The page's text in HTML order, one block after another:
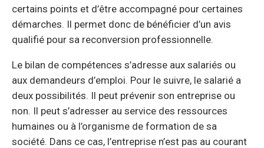
certains points et d’être accompagné pour certaines
démarches. Il permet donc de bénéficier d’un avis
qualifié pour sa reconversion professionnelle.
Le bilan de compétences s’adresse aux salariés ou
aux demandeurs d’emploi. Pour le suivre, le salarié a
deux possibilités. Il peut prévenir son entreprise ou
non. Il peut s’adresser au service des ressources
humaines ou à l’organisme de formation de sa
société. Dans ce cas, l’entreprise n’est pas au courant